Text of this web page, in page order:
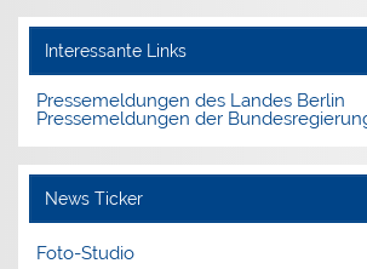
Interessante Links
Pressemeldungen des Landes Berlin
Pressemeldungen der
News Ticker
Foto-Studio